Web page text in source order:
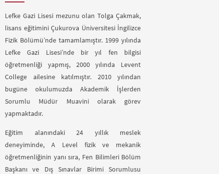
Lefke Gazi Lisesi mezunu olan Tolga Çakmak,
lisans eğitimini Çukurova Üniversitesi İngilizce
Fizik Bölümü’nde tamamlamıştır. 1999 yılında
Lefke Gazi Lisesi’nde bir yıl fen bilgisi
öğretmenliği yapmış, 2000 yılında Levent
College ailesine katılmıştır. 2010 yılından
bugüne okulumuzda Akademik İşlerden
Sorumlu Müdür Muavini olarak görev
yapmaktadır.
Eğitim alanındaki 24 yıllık meslek
deneyiminde, A Level fizik ve mekanik
öğretmenliğinin yanı sıra, Fen Bilimleri Bölüm
Başkanı ve Dış Sınavlar Birimi Sorumlusu